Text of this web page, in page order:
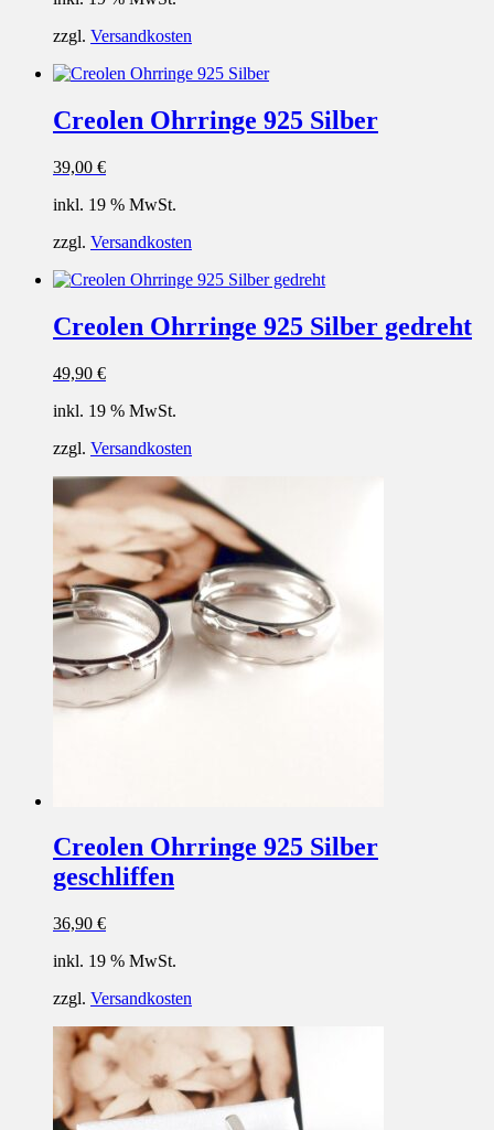
zzgl. Versandkosten
Creolen Ohrringe 925 Silber
39,00 €
inkl. 19 % MwSt.
zzgl. Versandkosten
Creolen Ohrringe 925 Silber gedreht
49,90 €
inkl. 19 % MwSt.
zzgl. Versandkosten
Creolen Ohrringe 925 Silber
geschliffen
36,90 €
inkl. 19 % MwSt.
zzgl. Versandkosten